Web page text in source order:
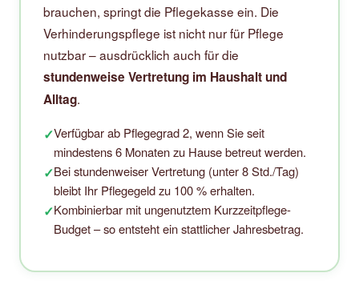
brauchen, springt die Pflegekasse ein. Die
Verhinderungspflege ist nicht nur für Pflege
nutzbar – ausdrücklich auch für die
stundenweise Vertretung im Haushalt und
Alltag.
✓Verfügbar ab Pflegegrad 2, wenn Sie seit
mindestens 6 Monaten zu Hause betreut werden.
✓Bei stundenweiser Vertretung (unter 8 Std./Tag)
bleibt Ihr Pflegegeld zu 100 % erhalten.
✓Kombinierbar mit ungenutztem Kurzzeitpflege-
Budget – so entsteht ein stattlicher Jahresbetrag.